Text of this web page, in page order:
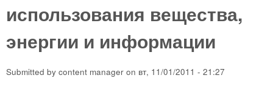
использования вещества,
энергии и информации
Submitted by content manager on вт, 11/01/2011 - 21:27